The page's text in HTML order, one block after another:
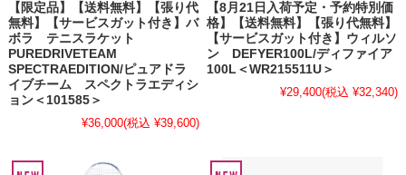
【限定品】【送料無料】【張り代
無料】【サービスガット付き】バ
ボラ テニスラケット
PUREDRIVETEAM
SPECTRAEDITION/ピュアドラ
イブチーム スペクトラエディシ
ョン＜101585＞
¥36,000(税込 ¥39,600)
【8月21日入荷予定・予約特別価
格】【送料無料】【張り代無料】
【サービスガット付き】ウィルソ
ン DEFYER100L/ディファイア
100L＜WR215511U＞
¥29,400(税込 ¥32,340)